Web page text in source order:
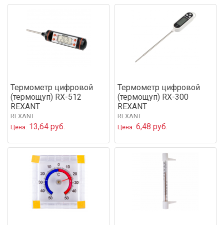
Термометр цифровой
(термощуп) RX-512
REXANT
REXANT
Цена: 13,64 руб.
Термометр цифровой
(термощуп) RX-300
REXANT
REXANT
Цена: 6,48 руб.